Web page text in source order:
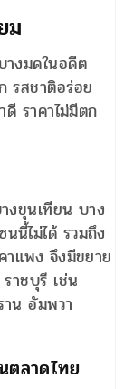
ม
งมดในอดีต
รสชาติอร่อย
ดี ราคาไม่มีตก
งขุนเทียน บาง
นี้ไม่ได้ รวมถึง
าแพง จึงมีขยาย
าชบุรี เช่น
น อัมพวา
ตลาดไทย